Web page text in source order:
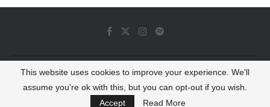
© 2022 - Luminous Dash All Rights Reserved
BACK TO TOP
This website uses cookies to improve your experience. We'll
assume you're ok with this, but you can opt-out if you wish.
Accept
Read More